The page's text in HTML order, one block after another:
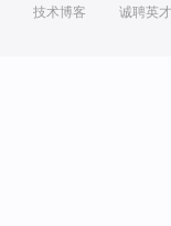
技术博客 诚聘英才